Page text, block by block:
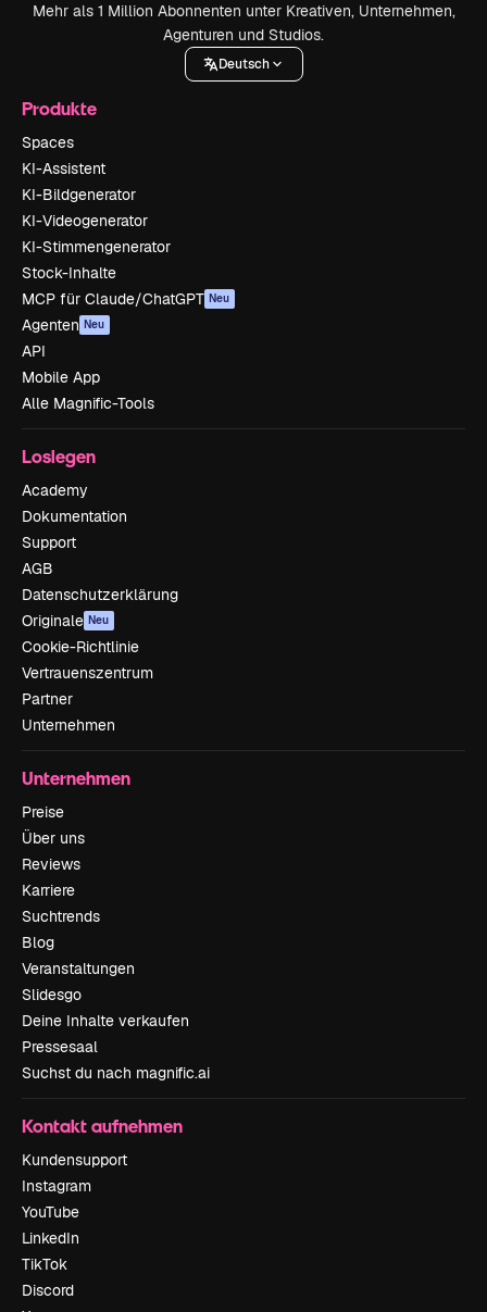
Mehr als 1 Million Abonnenten unter Kreativen, Unternehmen,
Agenturen und Studios.
Deutsch
Produkte
Spaces
KI-Assistent
KI-Bildgenerator
KI-Videogenerator
KI-Stimmengenerator
Stock-Inhalte
MCP für Claude/ChatGPT Neu
Agenten Neu
API
Mobile App
Alle Magnific-Tools
Loslegen
Academy
Dokumentation
Support
AGB
Datenschutzerklärung
Originale Neu
Cookie-Richtlinie
Vertrauenszentrum
Partner
Unternehmen
Unternehmen
Preise
Über uns
Reviews
Karriere
Suchtrends
Blog
Veranstaltungen
Slidesgo
Deine Inhalte verkaufen
Pressesaal
Suchst du nach magnific.ai
Kontakt aufnehmen
Kundensupport
Instagram
YouTube
LinkedIn
TikTok
Discord